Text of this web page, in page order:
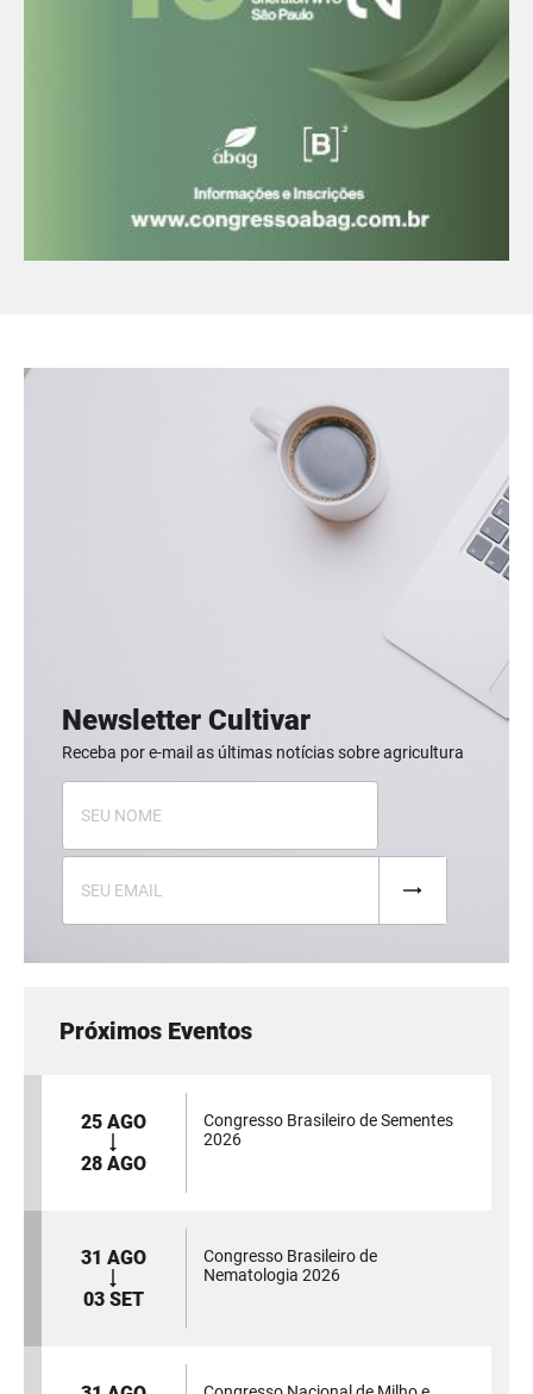
Newsletter Cultivar
Receba por e-mail as últimas notícias sobre agricultura
Próximos Eventos
25 AGO
28 AGO
Congresso Brasileiro de Sementes
2026
31 AGO
03 SET
Congresso Brasileiro de
Nematologia 2026